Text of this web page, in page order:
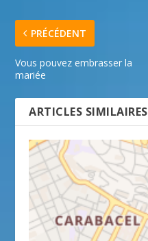
PRÉCÉDENT
Vous pouvez embrasser la
mariée
ARTICLES SIMILAIRES